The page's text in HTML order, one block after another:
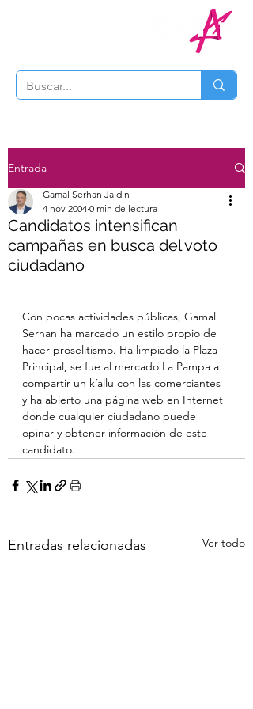
Entrada
Candidatos intensifican
campañas en busca del voto
ciudadano
Gamal Serhan Jaldin
4 nov 2004 0 min de lectura
Con pocas actividades públicas, Gamal
Serhan ha marcado un estilo propio de
hacer proselitismo. Ha limpiado la Plaza
Principal, se fue al mercado La Pampa a
compartir un k´allu con las comerciantes
y ha abierto una página web en Internet
donde cualquier ciudadano puede
opinar y obtener información de este
candidato.
Entradas relacionadas Ver todo